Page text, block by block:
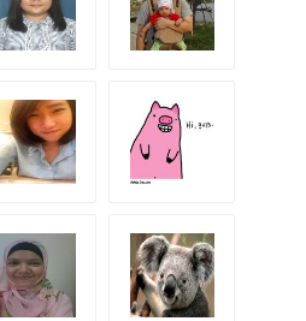
K.ตุล K.กฤต
K.Jejie K.ปะการัง
K.Yao K.เหมย